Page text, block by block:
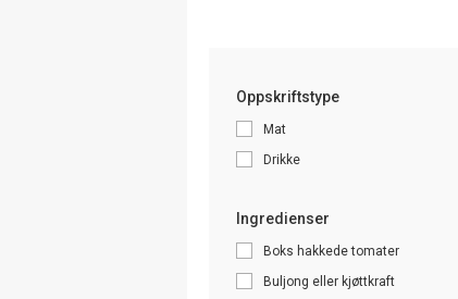
Oppskriftstype
Mat
Drikke
Ingredienser
Boks hakkede tomater
Buljong eller kjøttkraft